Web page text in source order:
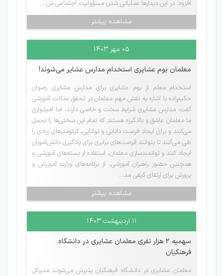
افزود: در این دیدارها عملیاتی شدن مسؤولیت اجتماعی ش...
مشاهده بیشتر
۰۵ مهر ۱۴۰۳
معلمان بوم عشایری استخدام مدارس عشایر می‌شوند!
استخدام معلم از بوم عشایری برای مدارس عشایری‌ رضوان
حکیم‌زاده با اشاره به نقش مهم معلمان در تحقق عدالت آموزشی‌
گفت: مدارس عشایری شرایط سخت و خاصی دارند، اما امیدواری
ما معلمان عاشق و با‌انگیزه هستند که تمام این سختی‌ها را تحمل
می‌کنند و برای ایجاد فرصت دانایی و توانایی، کیلومترهای زیادی را
طی می‌کنند تا بتوانند فرصت‌های برابری برای یادگیری دانش‌آموزان
ایجاد کنند و توانمندسازی معلمان، استفاده از بسته‌های آموزشی و
همچنین حضور راهبران آموزشی، از برنامه‌های وزارت آموزرش و
پرورش برای ارتقای کیفی مد...
مشاهده بیشتر
۱۱ اردیبهشت ۱۴۰۳
سهمیه 2 هزار نفری معلمان عشایری در دانشگاه
فرهنگیان
معلمان عشایری در دانشگاه فرهنگیان پذیرش می‌شوند مدیرکل